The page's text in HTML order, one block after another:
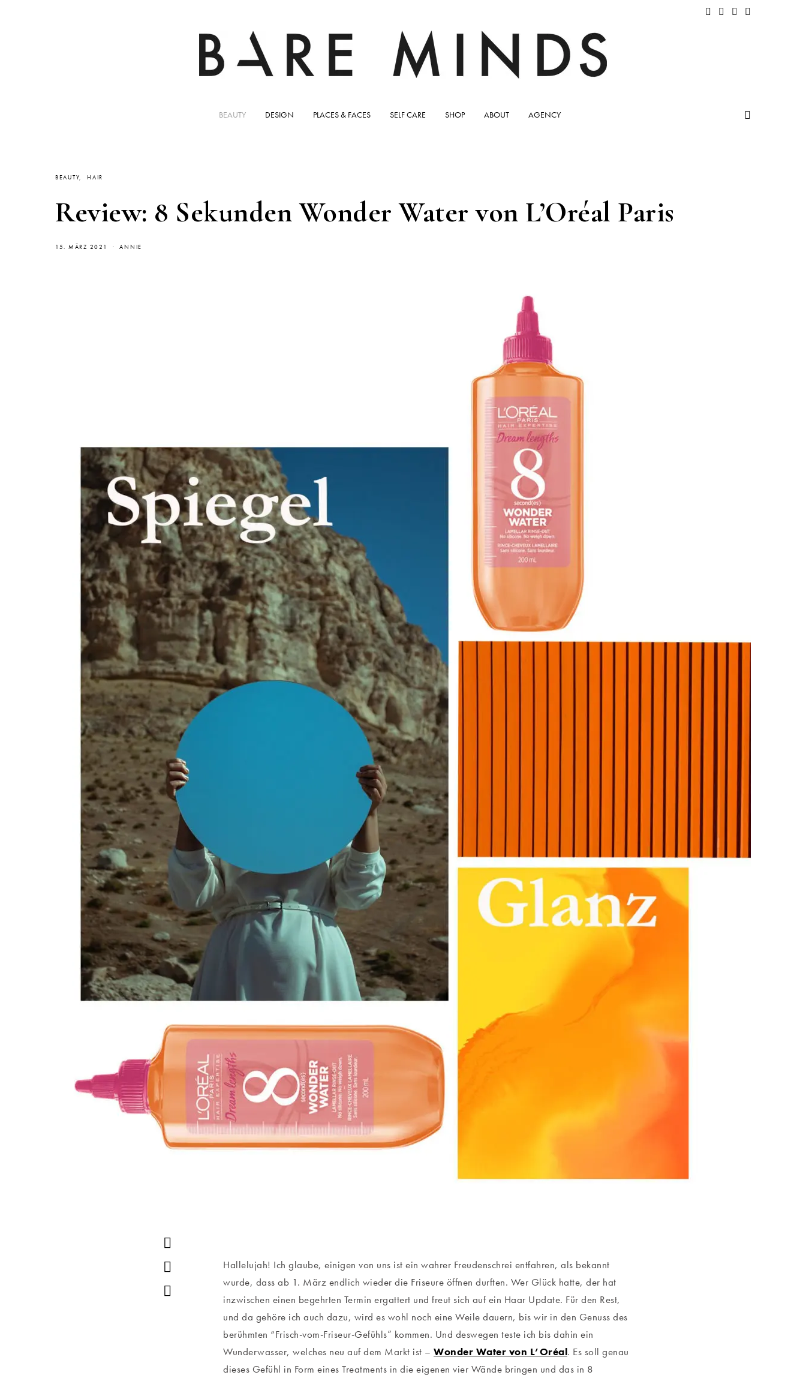
BEAUTY DESIGN PLACES & FACES SELF CARE SHOP ABOUT AGENCY
BEAUTY HAIR
Review: 8 Sekunden Wonder Water von L’Oréal Paris
15. MÄRZ 2021 ANNIE
Hallelujah! Ich glaube, einigen von uns ist ein wahrer Freudenschrei entfahren, als bekannt
wurde, dass ab 1. März endlich wieder die Friseure öffnen durften. Wer Glück hatte, der hat
inzwischen einen begehrten Termin ergattert und freut sich auf ein Haar Update. Für den Rest,
und da gehöre ich auch dazu, wird es wohl noch eine Weile dauern, bis wir in den Genuss des
berühmten “Frisch-vom-Friseur-Gefühls” kommen. Und deswegen teste ich bis dahin ein
Wunderwasser, welches neu auf dem Markt ist – Wonder Water von L’Oréal. Es soll genau
dieses Gefühl in Form eines Treatments in die eigenen vier Wände bringen und das in 8